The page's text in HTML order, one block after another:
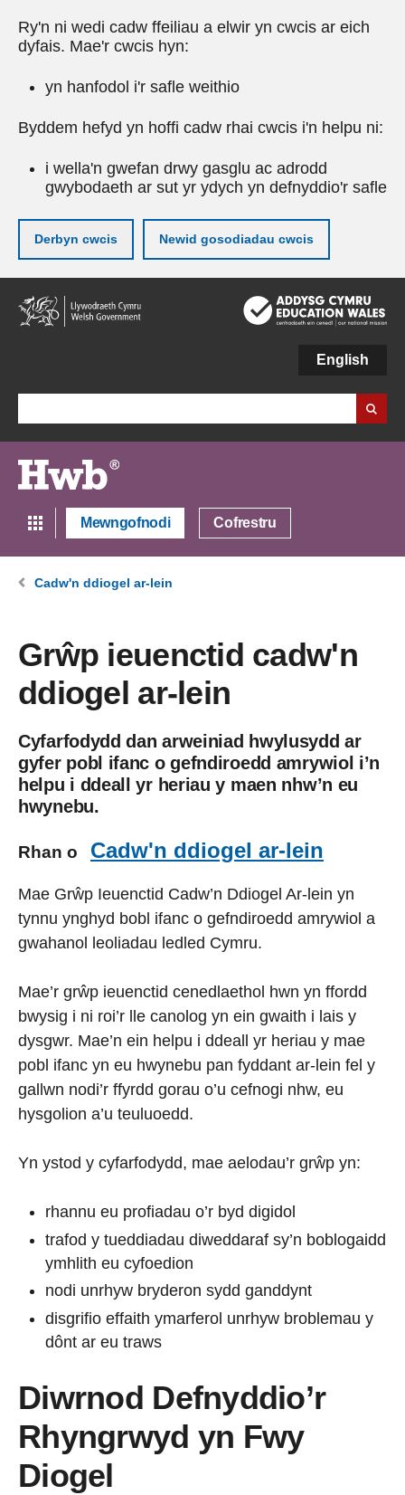
Ry'n ni wedi cadw ffeiliau a elwir yn cwcis ar eich
dyfais. Mae'r cwcis hyn:
yn hanfodol i'r safle weithio
Byddem hefyd yn hoffi cadw rhai cwcis i'n helpu ni:
i wella'n gwefan drwy gasglu ac adrodd
gwybodaeth ar sut yr ydych yn defnyddio'r safle
Derbyn cwcis Newid gosodiadau cwcis
Neidio
i'r
prif
English
Mewngofnodi Cofrestru
Cadw'n ddiogel ar-lein
Grŵp ieuenctid cadw'n
ddiogel ar-lein
Cyfarfodydd dan arweiniad hwylusydd ar
gyfer pobl ifanc o gefndiroedd amrywiol i’n
helpu i ddeall yr heriau y maen nhw’n eu
hwynebu.
Rhan o Cadw'n ddiogel ar-lein
Mae Grŵp Ieuenctid Cadw’n Ddiogel Ar-lein yn
tynnu ynghyd bobl ifanc o gefndiroedd amrywiol a
gwahanol leoliadau ledled Cymru.
Mae’r grŵp ieuenctid cenedlaethol hwn yn ffordd
bwysig i ni roi’r lle canolog yn ein gwaith i lais y
dysgwr. Mae’n ein helpu i ddeall yr heriau y mae
pobl ifanc yn eu hwynebu pan fyddant ar-lein fel y
gallwn nodi’r ffyrdd gorau o’u cefnogi nhw, eu
hysgolion a’u teuluoedd.
Yn ystod y cyfarfodydd, mae aelodau’r grŵp yn:
rhannu eu profiadau o’r byd digidol
trafod y tueddiadau diweddaraf sy’n boblogaidd
ymhlith eu cyfoedion
nodi unrhyw bryderon sydd ganddynt
disgrifio effaith ymarferol unrhyw broblemau y
dônt ar eu traws
Diwrnod Defnyddio’r
Rhyngrwyd yn Fwy
Diogel